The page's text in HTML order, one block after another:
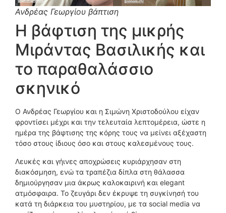
Ανδρέας Γεωργίου βάπτιση
Η βάφτιση της μικρής
Μιράντας Βασιλικής και
το παραθαλάσσιο
σκηνικό
Ο Ανδρέας Γεωργίου και η Σιμώνη Χριστοδούλου είχαν
φροντίσει μέχρι και την τελευταία λεπτομέρεια, ώστε η
ημέρα της βάφτισης της κόρης τους να μείνει αξέχαστη
τόσο στους ίδιους όσο και στους καλεσμένους τους.
Λευκές και γήινες αποχρώσεις κυριάρχησαν στη
διακόσμηση, ενώ τα τραπέζια δίπλα στη θάλασσα
δημιούργησαν μια άκρως καλοκαιρινή και elegant
ατμόσφαιρα. Το ζευγάρι δεν έκρυψε τη συγκίνησή του
κατά τη διάρκεια του μυστηρίου, με τα social media να